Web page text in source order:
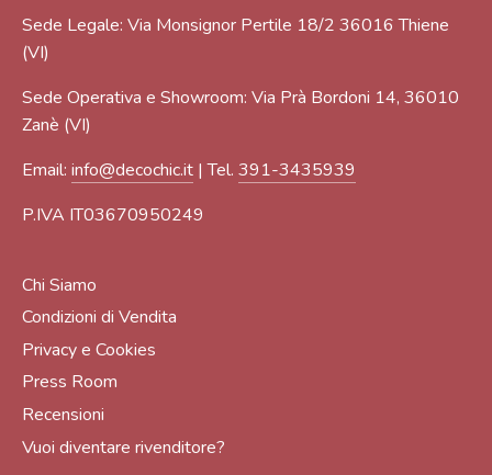
Sede Legale: Via Monsignor Pertile 18/2 36016 Thiene
(VI)
Sede Operativa e Showroom: Via Prà Bordoni 14, 36010
Zanè (VI)
Email: info@decochic.it | Tel. 391-3435939
P.IVA IT03670950249
Chi Siamo
Condizioni di Vendita
Privacy e Cookies
Press Room
Recensioni
Vuoi diventare rivenditore?